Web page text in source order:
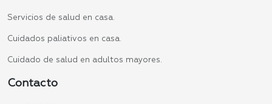
Servicios de salud en casa.
Cuidados paliativos en casa.
Cuidado de salud en adultos mayores.
Contacto